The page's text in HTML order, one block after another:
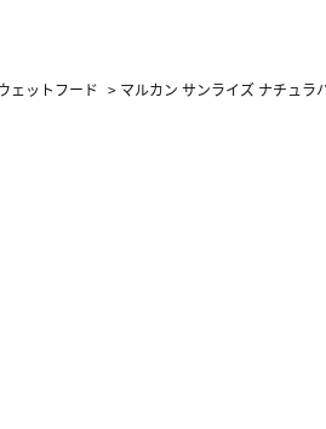
ェットフード > マルカン サンライズ ナチュラ